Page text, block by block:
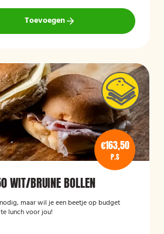
Toevoegen
€163,50
P.S
WIT/BRUINE BOLLEN
maar wil je een beetje op budget
lunch voor jou!